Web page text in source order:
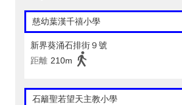
慈幼葉漢千禧小學
新界葵涌石排街９號
距離 210m
石籬聖若望天主教小學